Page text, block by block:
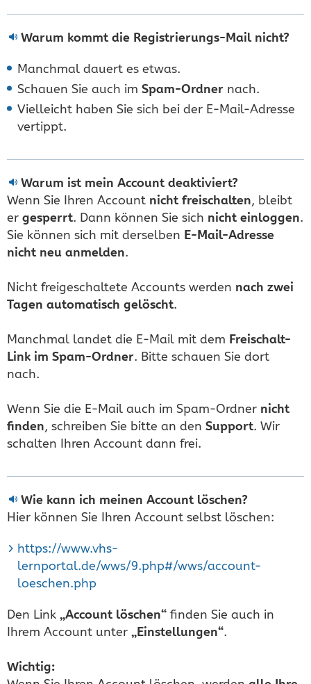
Warum kommt die Registrierungs-Mail nicht?
Manchmal dauert es etwas.
Schauen Sie auch im Spam-Ordner nach.
Vielleicht haben Sie sich bei der E-Mail-Adresse
vertippt.
Warum ist mein Account deaktiviert?
Wenn Sie Ihren Account nicht freischalten, bleibt
er gesperrt. Dann können Sie sich nicht einloggen.
Sie können sich mit derselben E-Mail-Adresse
nicht neu anmelden.
Nicht freigeschaltete Accounts werden nach zwei
Tagen automatisch gelöscht.
Manchmal landet die E-Mail mit dem Freischalt-
Link im Spam-Ordner. Bitte schauen Sie dort
nach.
Wenn Sie die E-Mail auch im Spam-Ordner nicht
finden, schreiben Sie bitte an den Support. Wir
schalten Ihren Account dann frei.
Wie kann ich meinen Account löschen?
Hier können Sie Ihren Account selbst löschen:
https://www.vhs-
lernportal.de/wws/9.php#/wws/account-
loeschen.php
Den Link „Account löschen“ finden Sie auch in
Ihrem Account unter „Einstellungen“.
Wichtig: